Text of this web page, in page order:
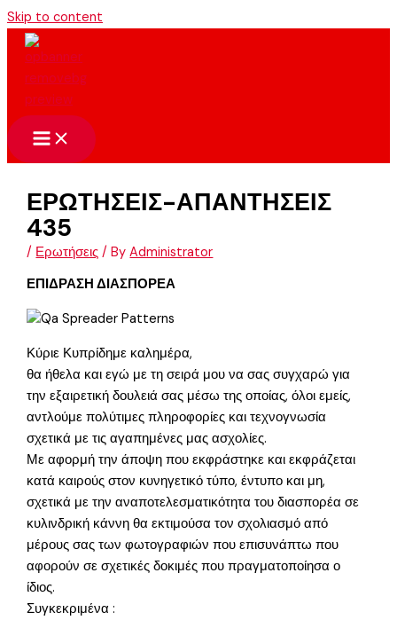
Skip to content
ΕΡΩΤΗΣΕΙΣ-ΑΠΑΝΤΗΣΕΙΣ
435
/ Ερωτήσεις / ByAdministrator
ΕΠΙΔΡΑΣΗ ΔΙΑΣΠΟΡΕΑ
Κύριε Κυπρίδημε καλημέρα,
θα ήθελα και εγώ με τη σειρά μου να σας συγχαρώ για
την εξαιρετική δουλειά σας μέσω της οποίας, όλοι εμείς,
αντλούμε πολύτιμες πληροφορίες και τεχνογνωσία
σχετικά με τις αγαπημένες μας ασχολίες.
Με αφορμή την άποψη που εκφράστηκε και εκφράζεται
κατά καιρούς στον κυνηγετικό τύπο, έντυπο και μη,
σχετικά με την αναποτελεσματικότητα του διασπορέα σε
κυλινδρική κάννη θα εκτιμούσα τον σχολιασμό από
μέρους σας των φωτογραφιών που επισυνάπτω που
αφορούν σε σχετικές δοκιμές που πραγματοποίησα ο
ίδιος.
Συγκεκριμένα :